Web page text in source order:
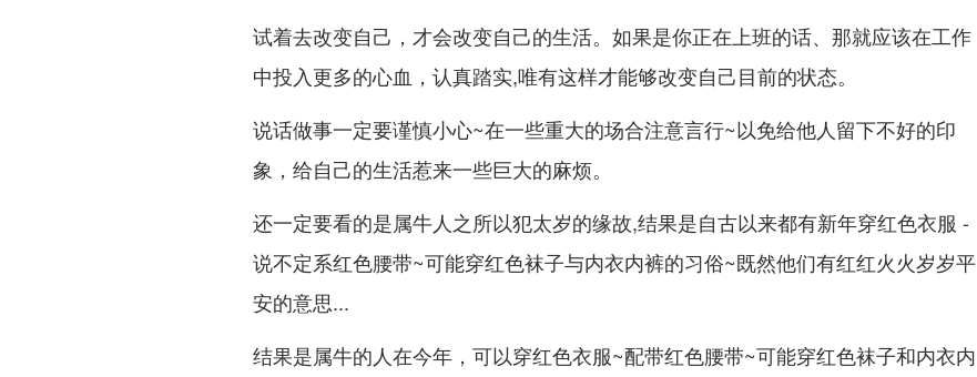
试着去改变自己，才会改变自己的生活。如果是你正在上班的话、那就应该在工作
中投入更多的心血，认真踏实,唯有这样才能够改变自己目前的状态。
说话做事一定要谨慎小心~在一些重大的场合注意言行~以免给他人留下不好的印
象，给自己的生活惹来一些巨大的麻烦。
还一定要看的是属牛人之所以犯太岁的缘故,结果是自古以来都有新年穿红色衣服 -
说不定系红色腰带~可能穿红色袜子与内衣内裤的习俗~既然他们有红红火火岁岁平
安的意思...
结果是属牛的人在今年，可以穿红色衣服~配带红色腰带~可能穿红色袜子和内衣内